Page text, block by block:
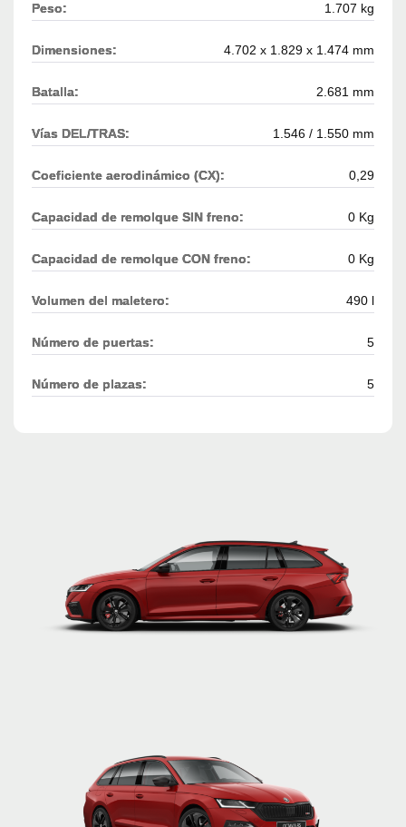
Peso: 1.707 kg
Dimensiones: 4.702 x 1.829 x 1.474 mm
Batalla: 2.681 mm
Vías DEL/TRAS: 1.546 / 1.550 mm
Coeficiente aerodinámico (CX): 0,29
Capacidad de remolque SIN freno: 0 Kg
Capacidad de remolque CON freno: 0 Kg
Volumen del maletero: 490 l
Número de puertas: 5
Número de plazas: 5